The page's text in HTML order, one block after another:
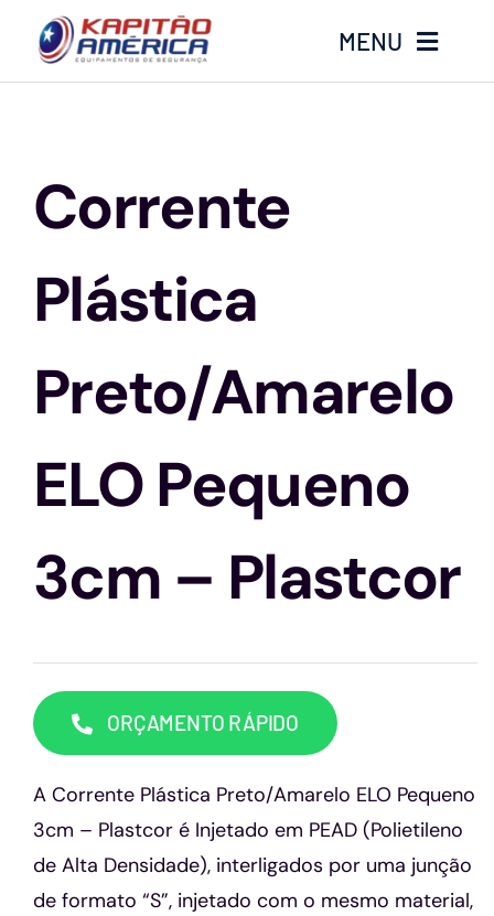
o
MENU
Produtos
Luvas
Altura
Óculos
Contato
Corrente
Plástica
Preto/Amarelo
ELO Pequeno
3cm – Plastcor
ORÇAMENTO RÁPIDO
A Corrente Plástica Preto/Amarelo ELO Pequeno
3cm – Plastcor é Injetado em PEAD (Polietileno
de Alta Densidade), interligados por uma junção
de formato “S”, injetado com o mesmo material,